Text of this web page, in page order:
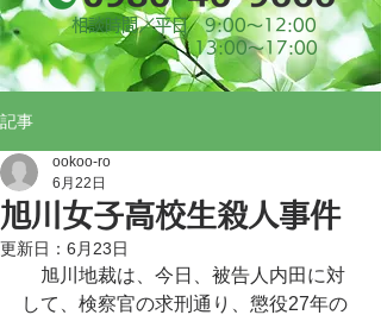
相談時間／平日 9:00​～12:00
13:00​～17:00
記事
旭川女子高校生殺人事件
ookoo-ro
6月22日
更新日： 6月23日
旭川地裁は、今日、被告人内田に対
して、検察官の求刑通り、懲役27年の